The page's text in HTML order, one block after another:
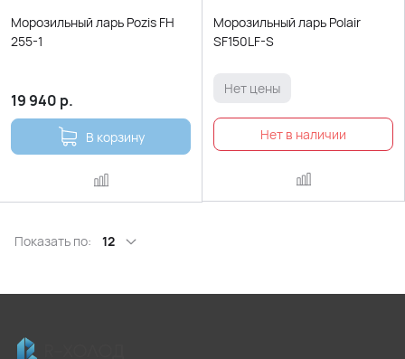
Морозильный ларь Pozis FH
255-1
19 940 р.
В корзину
Морозильный ларь Polair
SF150LF-S
Нет цены
Показать по: 12